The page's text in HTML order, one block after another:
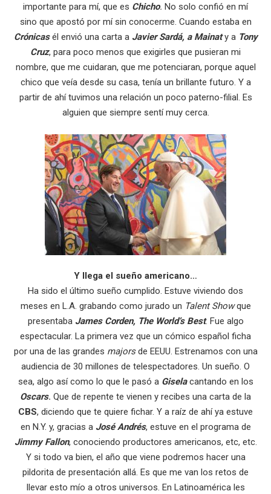
importante para mí, que es Chicho. No solo confió en mí
sino que apostó por mí sin conocerme. Cuando estaba en
Crónicasél envió una carta a Javier Sardá, a Mainaty a Tony
Cruz, para poco menos que exigirles que pusieran mi
nombre, que me cuidaran, que me potenciaran, porque aquel
chico que veía desde su casa, tenía un brillante futuro. Y a
partir de ahí tuvimos una relación un poco paterno-filial. Es
alguien que siempre sentí muy cerca.
Y llega el sueño americano…
Ha sido el último sueño cumplido. Estuve viviendo dos
meses en L.A. grabando como jurado un Talent Showque
presentabaJames Corden, The World’s Best. Fue algo
espectacular. La primera vez que un cómico español ficha
por una de las grandes majorsde EEUU. Estrenamos con una
audiencia de 30 millones de telespectadores. Un sueño. O
sea, algo así como lo que le pasó a Gisela cantando en los
Oscars. Que de repente te vienen y recibes una carta de la
CBS, diciendo que te quiere fichar. Y a raíz de ahí ya estuve
en N.Y. y, gracias a José Andrés, estuve en el programa de
Jimmy Fallon, conociendo productores americanos, etc, etc.
Y si todo va bien, el año que viene podremos hacer una
pildorita de presentación allá. Es que me van los retos de
llevar esto mío a otros universos. En Latinoamérica les